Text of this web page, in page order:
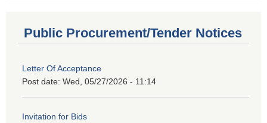
Public Procurement/Tender Notices
Letter Of Acceptance
Post date: Wed, 05/27/2026 - 11:14
Invitation for Bids